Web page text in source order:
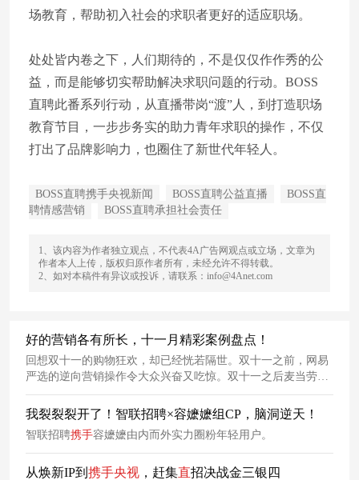
场教育，帮助初入社会的求职者更好的适应职场。
处处皆内卷之下，人们期待的，不是仅仅作作秀的公
益，而是能够切实帮助解决求职问题的行动。BOSS
直聘此番系列行动，从直播带岗“渡”人，到打造职场
教育节目，一步步务实的助力青年求职的操作，不仅
打出了品牌影响力，也圈住了新世代年轻人。
BOSS直聘携手央视新闻 BOSS直聘公益直播
BOSS直
聘情感营销
BOSS直聘承担社会责任
1、该内容为作者独立观点，不代表4A广告网观点或立场，文章为
作者本人上传，版权归原作者所有，未经允许不得转载。
2、如对本稿件有异议或投诉，请联系：info@4Anet.com
好的营销各有所长，十一月精彩案例盘点！
回想双十一的购物狂欢，却已经恍若隔世。双十一之前，网易
严选的逆向营销操作令大众兴奋又吃惊。双十一之后麦当劳打
呵欠送咖啡的大动作引得全民“上头”。接下来，来盘点下这个
月的出圈营销案例。
我裂裂裂开了！智联招聘×容嬷嬷组CP，脑洞逆天！
智联招聘携手容嬷嬷由内而外实力圈粉年轻用户。
从焕新IP到 携手央视 ，赶集直招决战金三银四